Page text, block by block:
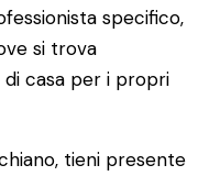
specifico,
si trova
casa per i propri
tieni presente